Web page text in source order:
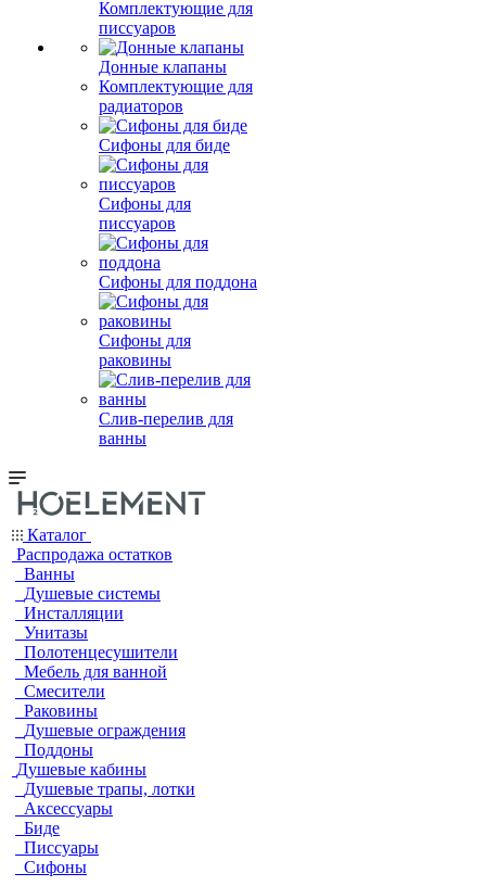
Комплектующие для
писсуаров
Донные клапаны
Комплектующие для
радиаторов
Сифоны для биде
Сифоны для
писсуаров
Сифоны для поддона
Сифоны для
раковины
Слив-перелив для
ванны
Каталог
Распродажа остатков
Ванны
Душевые системы
Инсталляции
Унитазы
Полотенцесушители
Мебель для ванной
Смесители
Раковины
Душевые ограждения
Поддоны
Душевые кабины
Душевые трапы, лотки
Аксессуары
Биде
Писсуары
Сифоны